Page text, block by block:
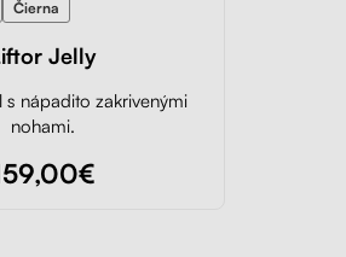
Čierna
Jelly
s nápadito zakrivenými
nohami.